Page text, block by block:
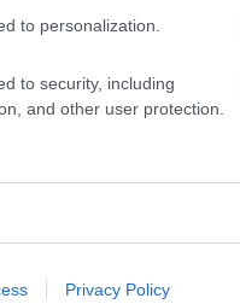
to personalization.
to security, including
and other user protection.
Privacy Policy